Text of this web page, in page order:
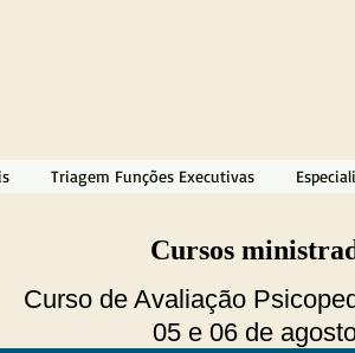
Triagem Funções Executivas
Cursos
Curso de Avaliação
05 e 06 de